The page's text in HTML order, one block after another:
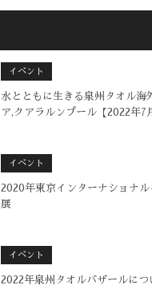
イベント
水とともに生きる泉州タオル海
ア,クアラルンプール【2022年
イベント
2020年東京インターナショナ
展
イベント
2022年泉州タオルバザールにつ